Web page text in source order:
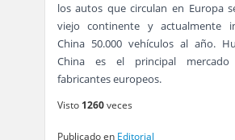
los autos que circulan en Europa
viejo continente y actualmente
China 50.000 vehículos al año.
China es el principal
fabricantes europeos.
Visto 1260veces
Publicado en Editorial